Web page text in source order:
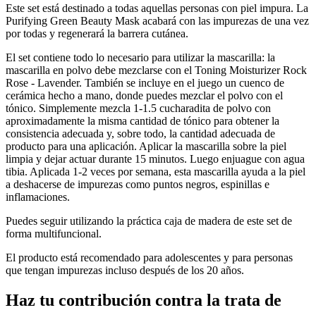
Este set está destinado a todas aquellas personas con piel impura. La
Purifying Green Beauty Mask acabará con las impurezas de una vez
por todas y regenerará la barrera cutánea.
El set contiene todo lo necesario para utilizar la mascarilla: la
mascarilla en polvo debe mezclarse con el Toning Moisturizer Rock
Rose - Lavender. También se incluye en el juego un cuenco de
cerámica hecho a mano, donde puedes mezclar el polvo con el
tónico. Simplemente mezcla 1-1.5 cucharadita de polvo con
aproximadamente la misma cantidad de tónico para obtener la
consistencia adecuada y, sobre todo, la cantidad adecuada de
producto para una aplicación. Aplicar la mascarilla sobre la piel
limpia y dejar actuar durante 15 minutos. Luego enjuague con agua
tibia. Aplicada 1-2 veces por semana, esta mascarilla ayuda a la piel
a deshacerse de impurezas como puntos negros, espinillas e
inflamaciones.
Puedes seguir utilizando la práctica caja de madera de este set de
forma multifuncional.
El producto está recomendado para adolescentes y para personas
que tengan impurezas incluso después de los 20 años.
Haz tu contribución contra la trata de